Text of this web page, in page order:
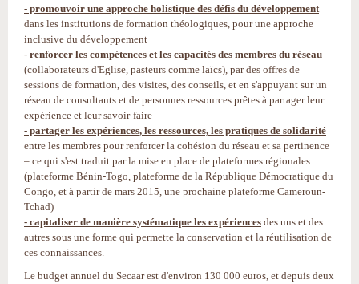
- promouvoir une approche holistique des défis du développement
dans les institutions de formation théologiques, pour une approche
inclusive du développement
- renforcer les compétences et les capacités des membres du réseau
(collaborateurs d'Eglise, pasteurs comme laïcs), par des offres de
sessions de formation, des visites, des conseils, et en s'appuyant sur un
réseau de consultants et de personnes ressources prêtes à partager leur
expérience et leur savoir-faire
- partager les expériences, les ressources, les pratiques de solidarité
entre les membres pour renforcer la cohésion du réseau et sa pertinence
– ce qui s'est traduit par la mise en place de plateformes régionales
(plateforme Bénin-Togo, plateforme de la République Démocratique du
Congo, et à partir de mars 2015, une prochaine plateforme Cameroun-
Tchad)
- capitaliser de manière systématique les expériences des uns et des
autres sous une forme qui permette la conservation et la réutilisation de
ces connaissances.
Le budget annuel du Secaar est d'environ 130 000 euros, et depuis deux